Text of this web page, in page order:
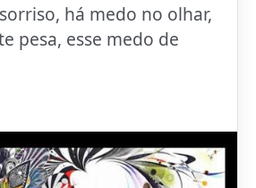
há medo no olhar,
pesa, esse medo de